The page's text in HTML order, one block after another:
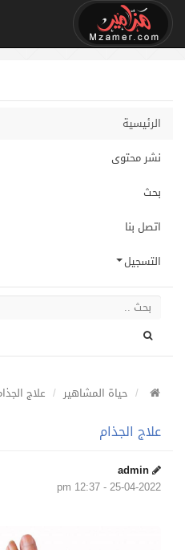
الرئيسية
نشر محتوى
بحث
اتصل بنا
التسجيل
حياة المشاهير علاج
علاج الجذام
admin
25-04-2022 - 12:37 pm